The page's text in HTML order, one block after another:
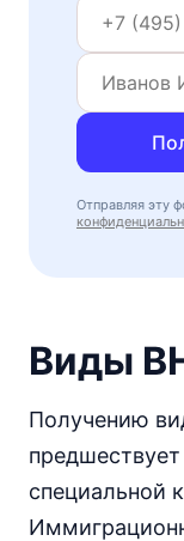
Отправляя эту
Виды
Получению
специальной